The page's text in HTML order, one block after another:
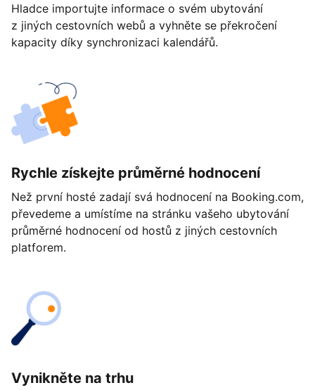
Hladce importujte informace o svém ubytování
z jiných cestovních webů a vyhněte se překročení
kapacity díky synchronizaci kalendářů.
Rychle získejte průměrné hodnocení
Než první hosté zadají svá hodnocení na Booking.com,
převedeme a umístíme na stránku vašeho ubytování
průměrné hodnocení od hostů z jiných cestovních
platforem.
Vynikněte na trhu